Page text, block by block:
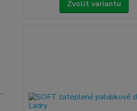
Zvolit variantu